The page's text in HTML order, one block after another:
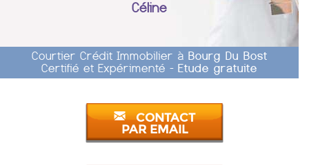
Céline
Courtier Crédit Immobilier à Bourg Du Bost
Certifié et Expérimenté - Etude gratuite
CONTACT
PAR EMAIL